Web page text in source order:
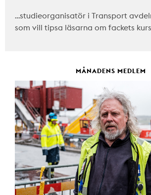
…studieorganisatör i Transport
som vill tipsa läsarna om fackets
MÅNADENS MEDLEM